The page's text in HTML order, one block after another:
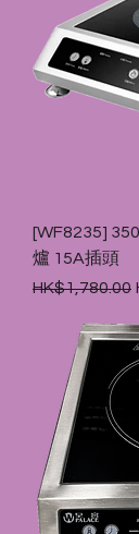
[WF8235]
爐 15A插頭
一般價格
HK$1,780.00